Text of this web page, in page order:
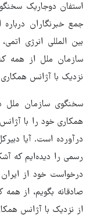
استفان دوجاریک
جمع خبرنگاران
بین المللی انرژی
سازمان ملل از همه
نزدیک با آژانس
سخنگوی سازمان ملل
درآورده است. آیا
رسمی را دیده‌ایم که
درخواست خود از ایران
صادقانه بگویم، از
از نزدیک با آژانس